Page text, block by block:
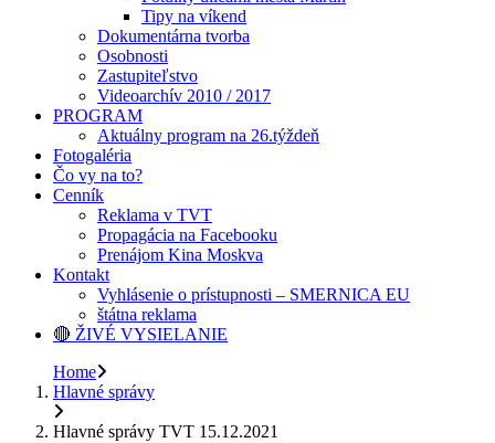
Tipy na víkend
Dokumentárna tvorba
Osobnosti
Zastupiteľstvo
Videoarchív 2010 / 2017
PROGRAM
Aktuálny program na 26.týždeň
Fotogaléria
Čo vy na to?
Cenník
Reklama v TVT
Propagácia na Facebooku
Prenájom Kina Moskva
Kontakt
Vyhlásenie o prístupnosti – SMERNICA EU
štátna reklama
🔴 ŽIVÉ VYSIELANIE
Home
Hlavné správy
Hlavné správy TVT 15.12.2021